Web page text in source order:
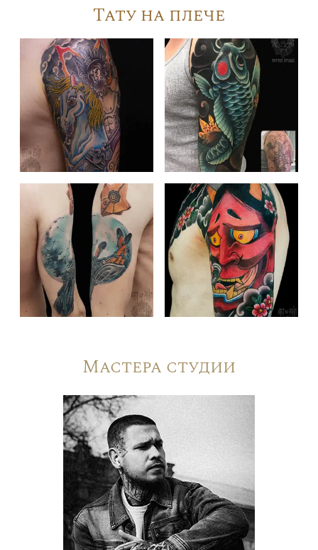
Тату на плече
Мастера студии